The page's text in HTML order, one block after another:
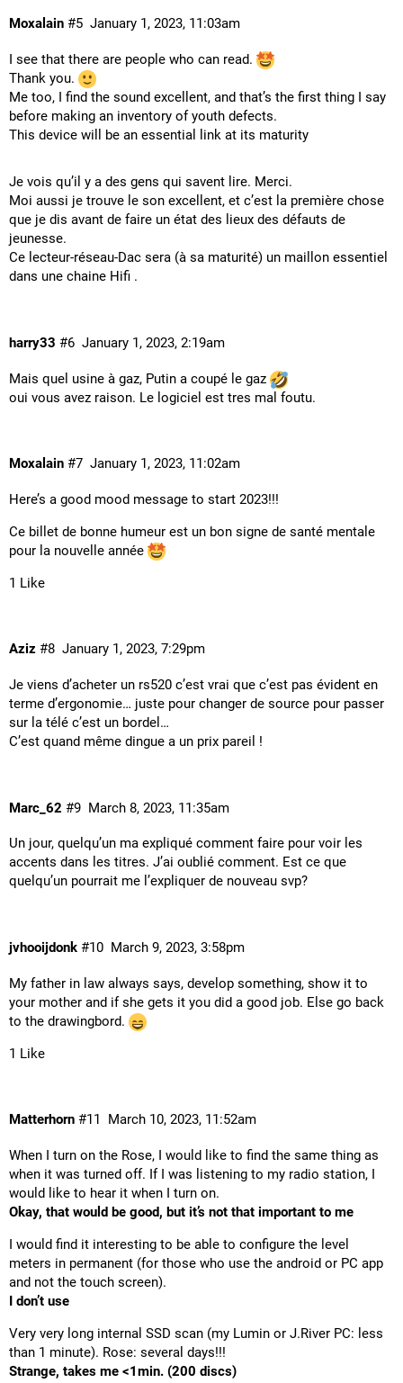
Moxalain January 1, 2023, 11:03am
#5
I see that there are people who can read.
Thank you.
Me too, I find the sound excellent, and that’s the first thing I say
before making an inventory of youth defects.
This device will be an essential link at its maturity
Je vois qu’il y a des gens qui savent lire. Merci.
Moi aussi je trouve le son excellent, et c’est la première chose
que je dis avant de faire un état des lieux des défauts de
jeunesse.
Ce lecteur-réseau-Dac sera (à sa maturité) un maillon essentiel
dans une chaine Hifi .
harry33 January 1, 2023, 2:19am
#6
Mais quel usine à gaz, Putin a coupé le gaz
oui vous avez raison. Le logiciel est tres mal foutu.
Moxalain January 1, 2023, 11:02am
#7
Here’s a good mood message to start 2023!!!
Ce billet de bonne humeur est un bon signe de santé mentale
pour la nouvelle année
1 Like
Aziz January 1, 2023, 7:29pm
#8
Je viens d’acheter un rs520 c’est vrai que c’est pas évident en
terme d’ergonomie… juste pour changer de source pour passer
sur la télé c’est un bordel…
C’est quand même dingue a un prix pareil !
Marc_62 March 8, 2023, 11:35am
#9
Un jour, quelqu’un ma expliqué comment faire pour voir les
accents dans les titres. J’ai oublié comment. Est ce que
quelqu’un pourrait me l’expliquer de nouveau svp?
jvhooijdonk March 9, 2023, 3:58pm
#10
My father in law always says, develop something, show it to
your mother and if she gets it you did a good job. Else go back
to the drawingbord.
1 Like
Matterhorn March 10, 2023, 11:52am
#11
When I turn on the Rose, I would like to find the same thing as
when it was turned off. If I was listening to my radio station, I
would like to hear it when I turn on.
Okay, that would be good, but it’s not that important to me
I would find it interesting to be able to configure the level
meters in permanent (for those who use the android or PC app
and not the touch screen).
I don’t use
Very very long internal SSD scan (my Lumin or J.River PC: less
than 1 minute). Rose: several days!!!
Strange, takes me <1min. (200 discs)